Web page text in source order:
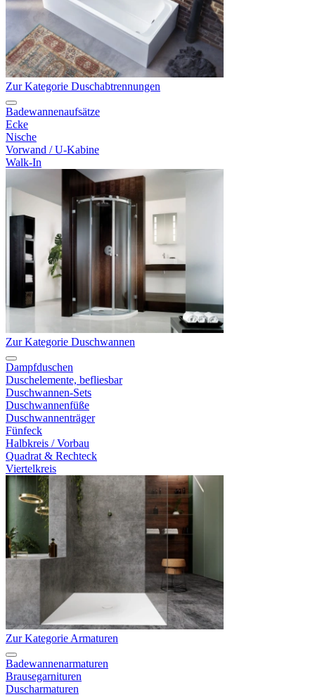
Zur Kategorie Duschabtrennungen
Badewannenaufsätze
Ecke
Nische
Vorwand / U-Kabine
Walk-In
Zur Kategorie Duschwannen
Dampfduschen
Duschelemente, befliesbar
Duschwannen-Sets
Duschwannenfüße
Duschwannenträger
Fünfeck
Halbkreis / Vorbau
Quadrat & Rechteck
Viertelkreis
Zur Kategorie Armaturen
Badewannenarmaturen
Brausegarnituren
Duscharmaturen